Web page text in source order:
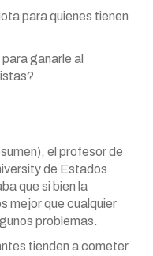
para quienes tienen
ganarle al
el profesor de
de Estados
que si bien la
mejor que cualquier
problemas.
tienden a cometer